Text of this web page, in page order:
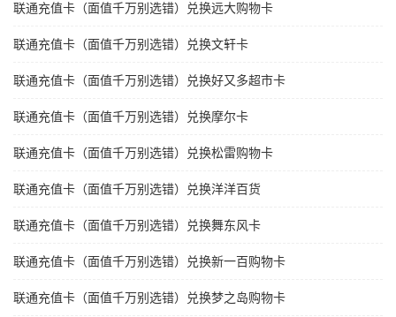
联通充值卡（面值千万别选错）兑换远大购物卡
联通充值卡（面值千万别选错）兑换文轩卡
联通充值卡（面值千万别选错）兑换好又多超市卡
联通充值卡（面值千万别选错）兑换摩尔卡
联通充值卡（面值千万别选错）兑换松雷购物卡
联通充值卡（面值千万别选错）兑换洋洋百货
联通充值卡（面值千万别选错）兑换舞东风卡
联通充值卡（面值千万别选错）兑换新一百购物卡
联通充值卡（面值千万别选错）兑换梦之岛购物卡